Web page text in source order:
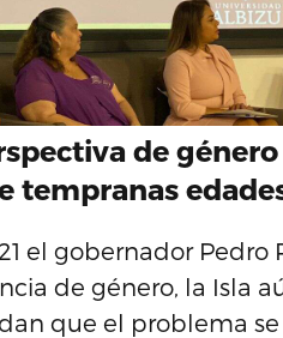
de
tempranas
el gobernador
de género, la Isla
que el problema